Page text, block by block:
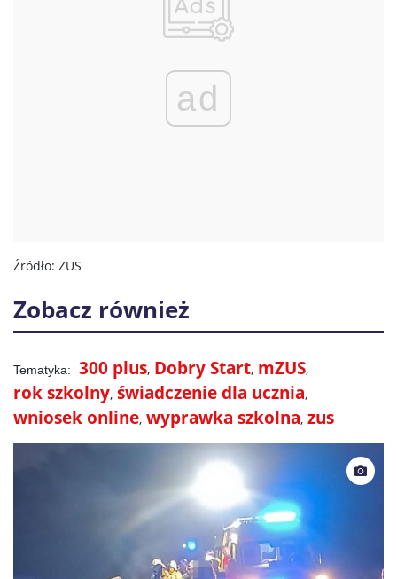
ad
Źródło: ZUS
Zobacz również
300 plus Dobry Start mZUS
rok szkolny świadczenie dla ucznia
wniosek online wyprawka szkolna zus